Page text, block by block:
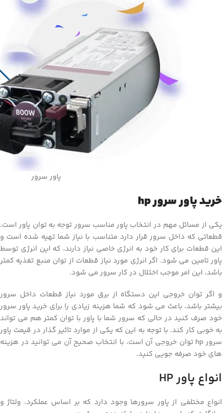
پاور سرور
خرید پاور سرور hp
یکی از مسائل مهم در انتخاب پاور مناسب سرور توجه به توان پاور است.
قطعاتی که داخل سرور قرار دارد متناسب با نیاز شما تهیه شده است و
این قطعات برای کار خود به انرژی خاصی نیاز دارند، که این انرژی توسط
پاور تامین می شود. اگر انرژی مورد نیاز قطعات از توان منبع تغذیه کمتر
باشد، این امر موجب اختلال در کار سرور می شود.
و اگر توان خروجی این دستگاه از برق مورد نیاز قطعات داخل سرور
بیشتر باشد، باعث می شود که شما هزینه زیادی را برای خرید پاور سرور
خود صرف کنید در حالی که سرور شما با پاور با توان کمتر هم می تواند
به خوبی کار کند. با توجه به این که یکی از موارد تاثیر گذار در قیمت پاور
سرور hp توان خروجی آن است، با انتخاب صحیح آن می توانید در هزینه
های خود صرفه جویی کنید.
انواع پاور HP
انواع مختلفی از پاور سرورها وجود دارد که بر اساس عملکرد، ولتاژ و